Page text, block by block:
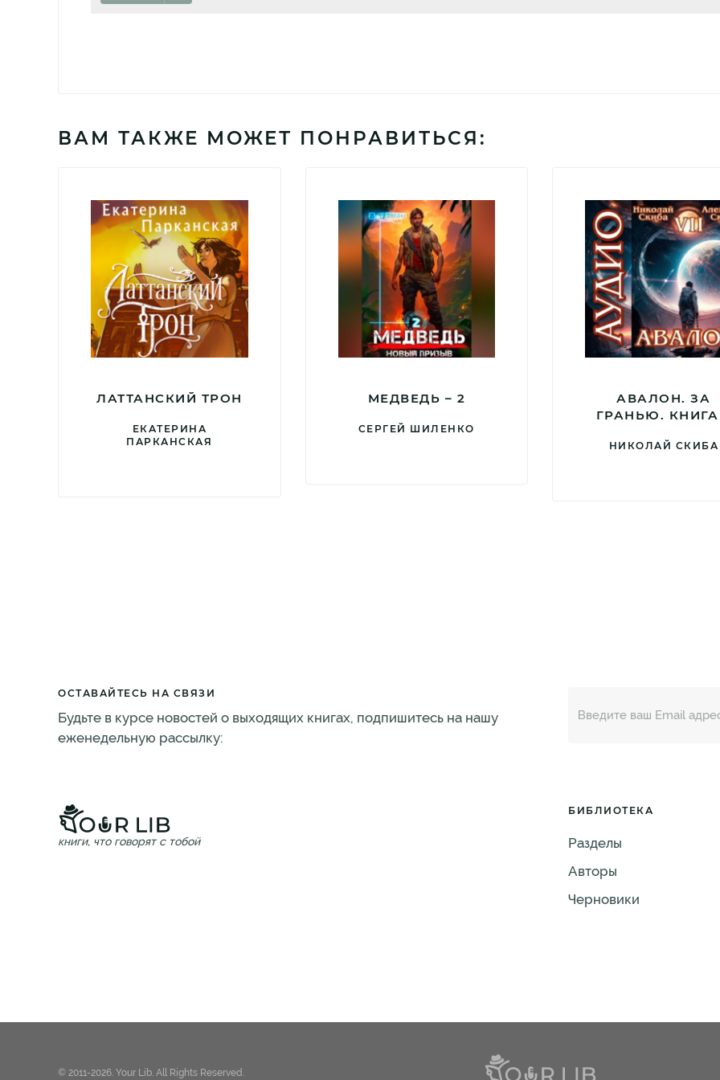
ВАМ ТАКЖЕ МОЖЕТ ПОНРАВИТЬСЯ:
ЛАТТАНСКИЙ ТРОН
ЕКАТЕРИНА
ПАРКАНСКАЯ
МЕДВЕДЬ – 2
СЕРГЕЙ ШИЛЕНКО
АВАЛОН. ЗА
ГРАНЬЮ. КНИГА
НИКОЛАЙ СКИБА
ОСТАВАЙТЕСЬ НА СВЯЗИ
Будьте в курсе новостей о выходящих книгах, подпишитесь на нашу
еженедельную рассылку:
книги, что говорят с тобой
БИБЛИОТЕКА
Разделы
Авторы
Черновики
© 2011-2026. Your Lib. All Rights Reserved.